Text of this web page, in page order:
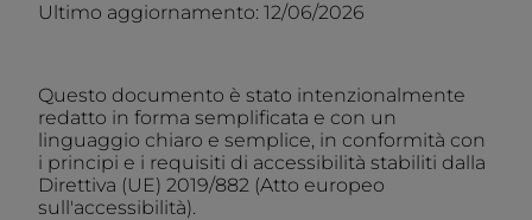
Ultimo aggiornamento: 12/06/2026
Questo documento è stato intenzionalmente
redatto in forma semplificata e con un
linguaggio chiaro e semplice, in conformità con
i principi e i requisiti di accessibilità stabiliti dalla
Direttiva (UE) 2019/882 (Atto europeo
sull'accessibilità).